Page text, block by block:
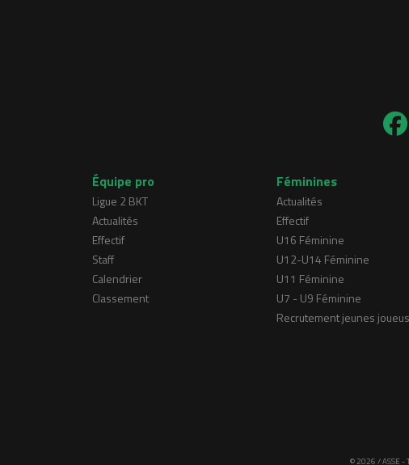
Équipe pro
Ligue 2 BKT
Actualités
Effectif
Staff
Calendrier
Classement
Féminines
Actualités
Effectif
U16 Féminine
U12-U14 Féminine
U11 Féminine
U7 - U9 Féminine
Recrutement jeunes
© 2026 / ASSE -